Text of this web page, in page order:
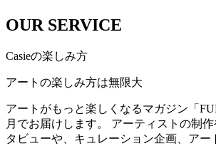
OUR SERVICE
Casieの楽しみ方
アートの楽しみ方は無限大
アートがもっと楽しくなるマガジン「
月でお届けします。 アーティストの制
タビューや、キュレーション企画、アー